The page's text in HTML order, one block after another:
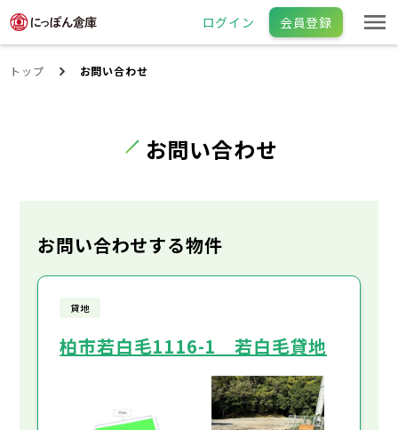
ログイン 会員登録
トップ お問い合わせ
お問い合わせ
お問い合わせする物件
貸地
柏市若白毛1116-1 若白毛貸地